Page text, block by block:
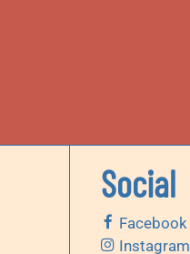
Social
Facebook
Instagram